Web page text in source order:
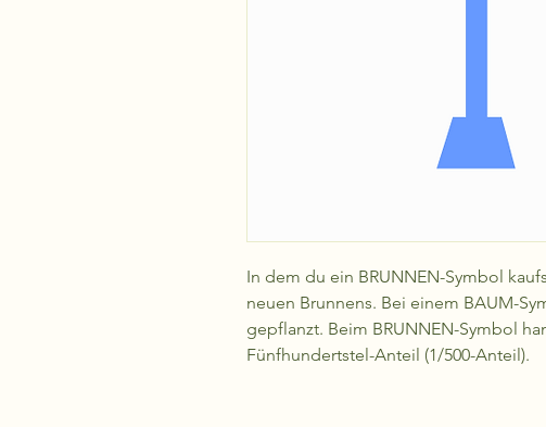
In dem du ein BRUNNEN-Symbol
neuen Brunnens. Bei einem BAUM-
gepflanzt. Beim BRUNNEN-Symbol
Fünfhundertstel-Anteil (1/500-Anteil).